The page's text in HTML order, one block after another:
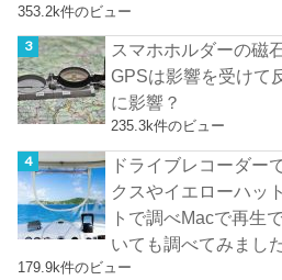
353.2k件のビュー
スマホホルダーの磁
GPSは影響を受けて
に影響？
235.3k件のビュー
ドライブレコーダー
クスやイエローハッ
トで調べMacで再生
いても調べてみまし
179.9k件のビュー